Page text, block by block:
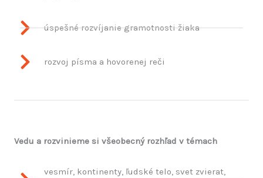
úspešné rozvíjanie gramotnosti žiaka
rozvoj písma a hovorenej reči
Vedu a rozvinieme si všeobecný rozhľad v témach
vesmír, kontinenty, ľudské telo, svet zvierat,